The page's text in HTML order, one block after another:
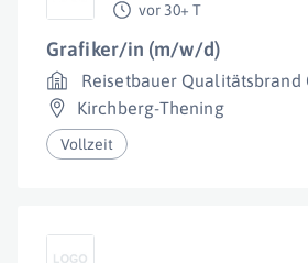
vor 30+ T
Grafiker/in (m/w/d)
Reisetbauer Qualitätsbrand
Kirchberg-Thening
Vollzeit